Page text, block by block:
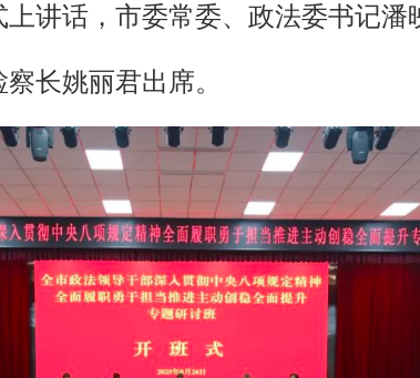
讲话，市委常委、政法委书记
长姚丽君出席。